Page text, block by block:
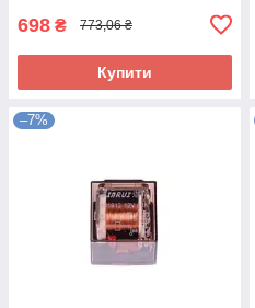
698 ₴ 773,06 ₴
Купити
–7%